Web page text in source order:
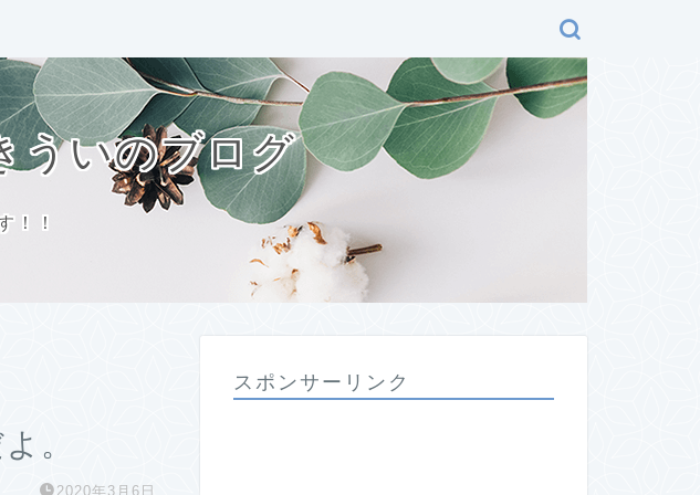
ういのブログ
！！
。
2020年3月6日
スポンサーリンク